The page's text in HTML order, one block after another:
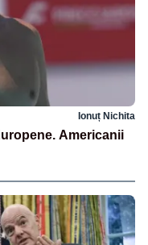
Ionuț Nichita
Americanii